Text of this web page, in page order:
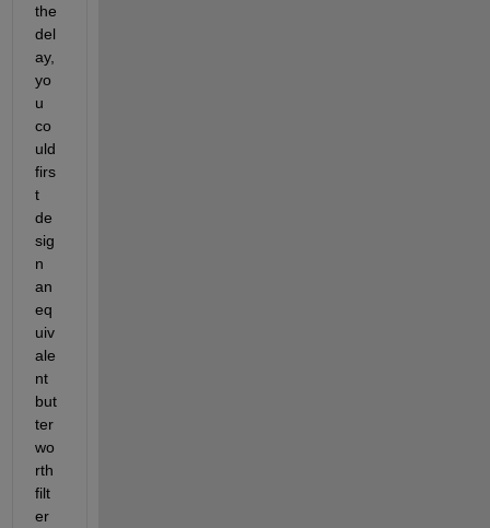
the
del
ay,
yo
u
co
uld
firs
t
de
sig
n
an
eq
uiv
ale
nt
but
ter
wo
rth
filt
er